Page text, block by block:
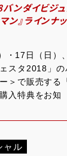
ンダイビジ
ン』ラインナ
・17日（日）
スタ2018」の
＞で販売する
入特典をお知
ャル